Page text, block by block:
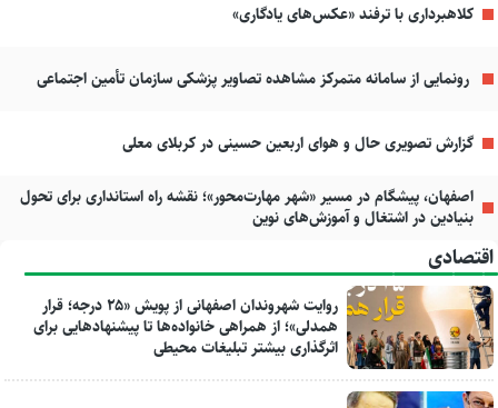
کلاهبرداری با ترفند «عکس‌های یادگاری»
رونمایی از سامانه متمرکز مشاهده تصاویر پزشکی سازمان تأمین اجتماعی
گزارش تصویری حال و هوای اربعین حسینی در کربلای معلی
اصفهان، پیشگام در مسیر «شهر مهارت‌محور»؛ نقشه راه استانداری برای تحول
بنیادین در اشتغال و آموزش‌های نوین
اقتصادی
روایت شهروندان اصفهانی از پویش «۲۵ درجه؛ قرار
همدلی»؛ از همراهی خانواده‌ها تا پیشنهادهایی برای
اثرگذاری بیشتر تبلیغات محیطی